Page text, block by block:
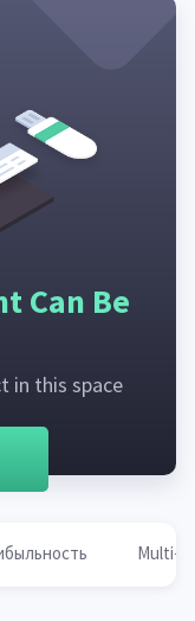
Can Be
in this space
Multi-